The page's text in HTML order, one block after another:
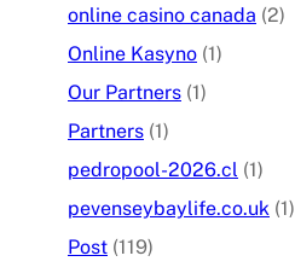
online casino canada (2)
Online Kasyno (1)
Our Partners (1)
Partners (1)
pedropool-2026.cl (1)
pevenseybaylife.co.uk (1)
Post (119)